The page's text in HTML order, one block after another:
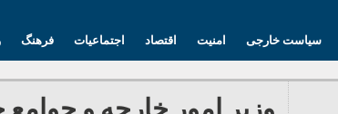
فرهنگ اجتماعیات اقتصاد امنیت سیاست خارجی